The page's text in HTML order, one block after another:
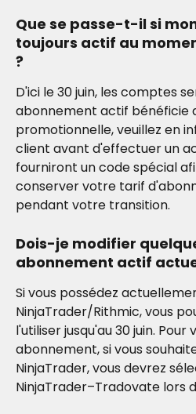
Que se passe-t-il si
toujours actif au
?
D'ici le 30 juin, les comptes
abonnement actif bénéficie
promotionnelle, veuillez en
client avant d'effectuer un
fourniront un code spécial
conserver votre tarif
pendant votre transition.
Dois-je modifier
abonnement actif
Si vous possédez
NinjaTrader/Rithmic, vous
l'utiliser jusqu'au 30 juin.
abonnement, si vous
NinjaTrader, vous devrez
NinjaTrader–Tradovate lors